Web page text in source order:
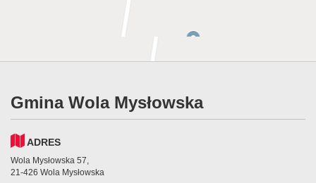
Gmina Wola Mysłowska
ADRES
Wola Mysłowska 57,
21-426 Wola Mysłowska